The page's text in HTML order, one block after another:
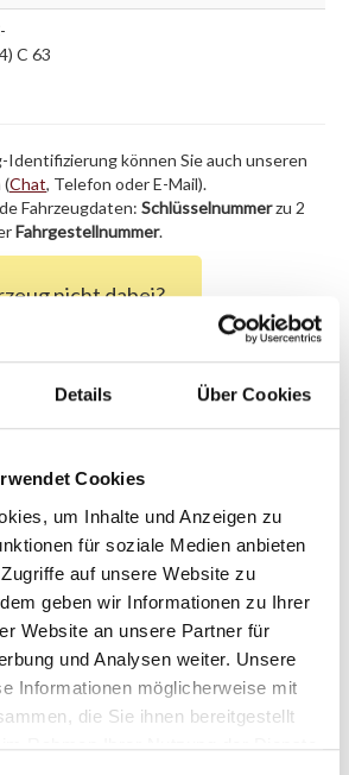
Details Über Cookies
Cookies
um Inhalte und Anzeigen zu
für soziale Medien anbieten
auf unsere Website zu
geben wir Informationen zu Ihrer
Website an unsere Partner für
und Analysen weiter. Unsere
Informationen möglicherweise mit
die Sie ihnen bereitgestellt
Rahmen Ihrer Nutzung der Dienste
C 63
Identifizierung können Sie auch unseren
(Chat, Telefon oder E-Mail).
Fahrzeugdaten: Schlüsselnummerzu 2
Fahrgestellnummer.
nicht dabei?
AT-Lenkgetriebe
nachfragen.
Coesfeld
NRW, 48653, DE